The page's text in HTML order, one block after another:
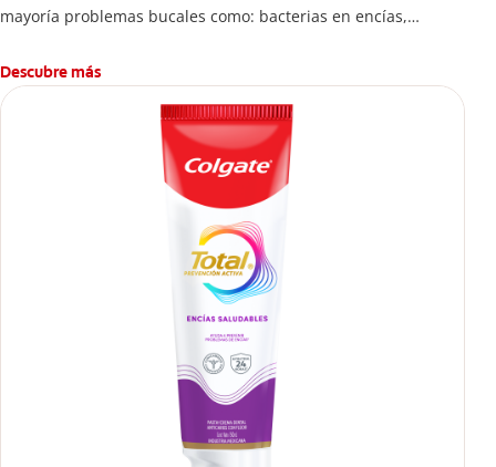
mayoría problemas bucales como: bacterias en encías,
caries.
Descubre más